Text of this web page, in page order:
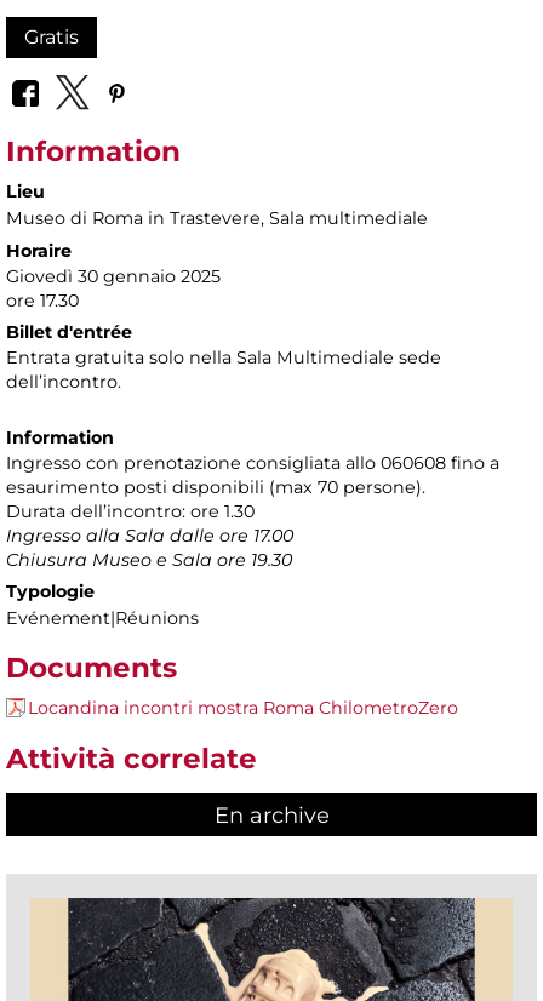
Gratis
Information
Lieu
Museo di Roma in Trastevere, Sala multimediale
Horaire
Giovedì 30 gennaio 2025
ore 17.30
Billet d'entrée
Entrata gratuita solo nella Sala Multimediale sede
dell’incontro.
Information
Ingresso con prenotazione consigliata allo 060608 fino a
esaurimento posti disponibili (max 70 persone).
Durata dell’incontro: ore 1.30
Ingresso alla Sala dalle ore 17.00
Chiusura Museo e Sala ore 19.30
Typologie
Evénement|Réunions
Documents
Locandina incontri mostra Roma ChilometroZero
Attività correlate
En archive